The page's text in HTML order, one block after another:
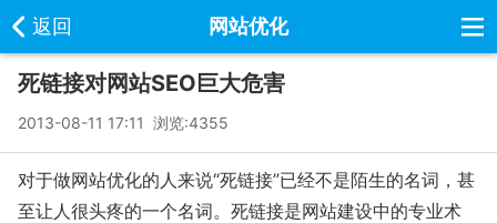
返回 网站优化
死链接对网站SEO巨大危害
2013-08-11 17:11 浏览:4355
对于做网站优化的人来说“死链接”已经不是陌生的名词，甚
至让人很头疼的一个名词。死链接是网站建设中的专业术